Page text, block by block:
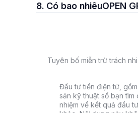
8. Có bao nhiêuOPEN
Tuyên bố miễn trừ trách
Đầu tư tiền điện tử,
sản kỹ thuật số bạn
nhiệm về kết quả đầu